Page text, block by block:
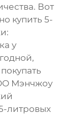
Вот
купить5-
:
у
Мэнчжоу
литровых